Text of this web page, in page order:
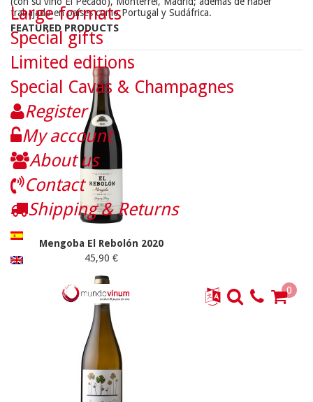
trabajado en países como Portugal y Sudáfrica.
FEATURED PRODUCTS
Mengoba El Rebolón 2020
45,90 €
Large formats
Special gifts
Limited editions
Special Cavas & Champagnes
Register
My account
About us
Contact
Shipping & Returns
0